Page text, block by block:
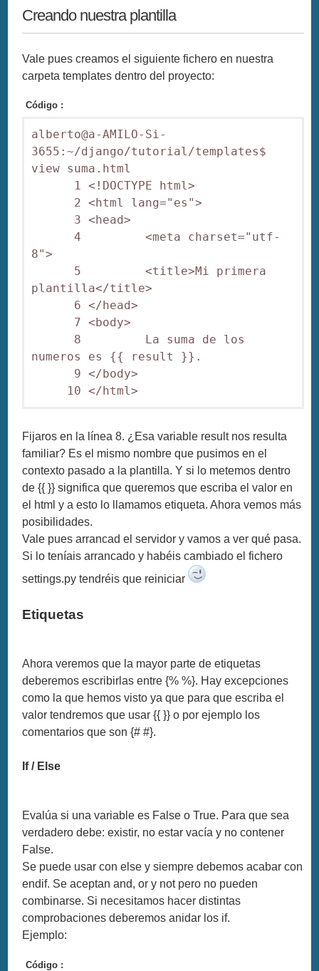
Creando nuestra plantilla
Vale pues creamos el siguiente fichero en nuestra
carpeta templates dentro del proyecto:
Código :
alberto@a-AMILO-Si-
3655:~/django/tutorial/templates$
view suma.html
1 <!DOCTYPE html>
2 <html lang="es">
3 <head>
4         <meta charset="utf-
8">
5         <title>Mi primera
plantilla</title>
6 </head>
7 <body>
8         La suma de los
numeros es {{ result }}.
9 </body>
10 </html>
Fijaros en la línea 8. ¿Esa variable result nos resulta
familiar? Es el mismo nombre que pusimos en el
contexto pasado a la plantilla. Y si lo metemos dentro
de {{ }} significa que queremos que escriba el valor en
el html y a esto lo llamamos etiqueta. Ahora vemos más
posibilidades.
Vale pues arrancad el servidor y vamos a ver qué pasa.
Si lo teníais arrancado y habéis cambiado el fichero
settings.py tendréis que reiniciar
Etiquetas
Ahora veremos que la mayor parte de etiquetas
deberemos escribirlas entre {% %}. Hay excepciones
como la que hemos visto ya que para que escriba el
valor tendremos que usar {{ }} o por ejemplo los
comentarios que son {# #}.
If / Else
Evalúa si una variable es False o True. Para que sea
verdadero debe: existir, no estar vacía y no contener
False.
Se puede usar con else y siempre debemos acabar con
endif. Se aceptan and, or y not pero no pueden
combinarse. Si necesitamos hacer distintas
comprobaciones deberemos anidar los if.
Ejemplo:
Código :